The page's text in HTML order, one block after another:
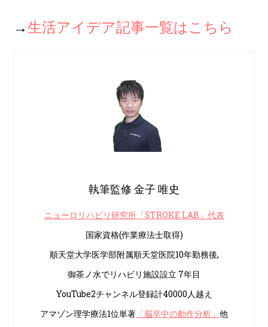
→生活アイデア記事一覧はこちら
執筆監修 金子 唯史
ニューロリハビリ研究所「STROKE LAB」代表
国家資格(作業療法士取得)
順天堂大学医学部附属順天堂医院10年勤務後,
御茶ノ水でリハビリ施設設立 7年目
YouTube2チャンネル登録計40000人越え
アマゾン理学療法1位単著 「脳卒中の動作分析」 他